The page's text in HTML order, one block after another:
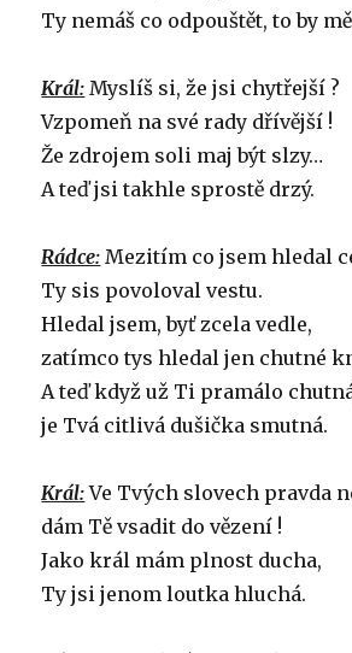
Ty nemáš co odpouštět, to by
Král: Myslíš si, že jsi chytřejší ?
Vzpomeň na své rady dřívější !
Že zdrojem soli maj být slzy…
A teď jsi takhle sprostě drzý.
Rádce: Mezitím co jsem hledal
Ty sis povoloval vestu.
Hledal jsem, byť zcela vedle,
zatímco tys hledal jen chutné
A teď když už Ti pramálo
je Tvá citlivá dušička smutná.
Král:Ve Tvých slovech pravda
dám Tě vsadit do vězení !
Jako král mám plnost ducha,
Ty jsi jenom loutka hluchá.